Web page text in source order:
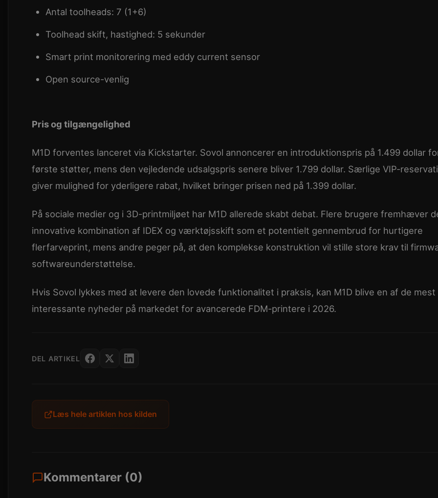
Antal toolheads: 7 (1+6)
Toolhead skift, hastighed: 5 sekunder
Smart print monitorering med eddy current sensor
Open source-venlig
Pris og tilgængelighed
M1D forventes lanceret via Kickstarter. Sovol annoncerer en introduktionspris på 1.499 dollar
første støtter, mens den vejledende udsalgspris senere bliver 1.799 dollar. Særlige VIP-
giver mulighed for yderligere rabat, hvilket bringer prisen ned på 1.399 dollar.
På sociale medier og i 3D-printmiljøet har M1D allerede skabt debat. Flere brugere fremhæver
innovative kombination af IDEX og værktøjsskift som et potentielt gennembrud for hurtigere
flerfarveprint, mens andre peger på, at den komplekse konstruktion vil stille store krav til
softwareunderstøttelse.
Hvis Sovol lykkes med at levere den lovede funktionalitet i praksis, kan M1D blive en af de mest
interessante nyheder på markedet for avancerede FDM-printere i 2026.
DEL ARTIKEL
Læs hele artiklen hos kilden
Kommentarer (0)